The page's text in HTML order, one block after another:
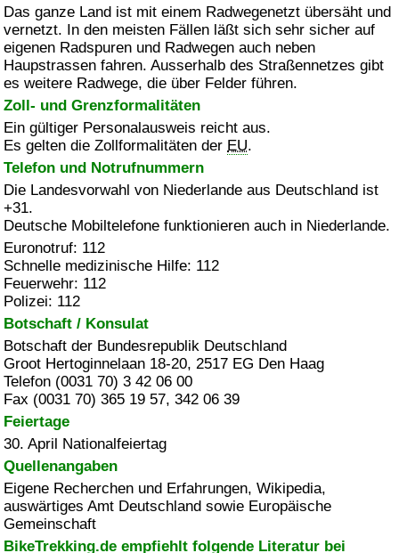
Das ganze Land ist mit einem Radwegenetzt übersäht und
vernetzt. In den meisten Fällen läßt sich sehr sicher auf
eigenen Radspuren und Radwegen auch neben
Haupstrassen fahren. Ausserhalb des Straßennetzes gibt
es weitere Radwege, die über Felder führen.
Zoll- und Grenzformalitäten
Ein gültiger Personalausweis reicht aus.
Es gelten die Zollformalitäten der EU.
Telefon und Notrufnummern
Die Landesvorwahl von Niederlande aus Deutschland ist
+31.
Deutsche Mobiltelefone funktionieren auch in Niederlande.
Euronotruf: 112
Schnelle medizinische Hilfe: 112
Feuerwehr: 112
Polizei: 112
Botschaft / Konsulat
Botschaft der Bundesrepublik Deutschland
Groot Hertoginnelaan 18-20, 2517 EG Den Haag
Telefon (0031 70) 3 42 06 00
Fax (0031 70) 365 19 57, 342 06 39
Feiertage
30. April Nationalfeiertag
Quellenangaben
Eigene Recherchen und Erfahrungen, Wikipedia,
auswärtiges Amt Deutschland sowie Europäische
Gemeinschaft
BikeTrekking.de empfiehlt folgende Literatur bei